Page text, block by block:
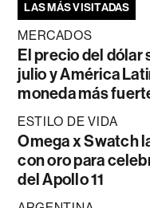
LAS MÁS VISITADAS
MERCADOS
El precio del dólar
julio y América
moneda más
ESTILO DE VIDA
Omega x Swatch
con oro para
del Apollo 11